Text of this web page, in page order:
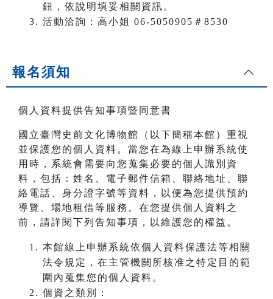
鈕，依說明填妥相關資訊。
活動洽詢：高小姐 06-5050905＃8530
報名須知
個人資料提供告知事項暨同意書
國立臺灣史前文化博物館（以下簡稱本館）重視
並保護您的個人資料。當您在為線上申辦系統使
用時，系統會需要向您蒐集必要的個人識別資
料，包括：姓名、電子郵件信箱、聯絡地址、聯
絡電話、身分證字號等資料，以便為您提供預約
導覽、場地租借等服務。在您提供個人資料之
前，請詳閱下列告知事項，以維護您的權益。
本館線上申辦系統依個人資料保護法等相關
法令規定，在主管機關所核准之特定目的範
圍內蒐集您的個人資料。
個資之類別：